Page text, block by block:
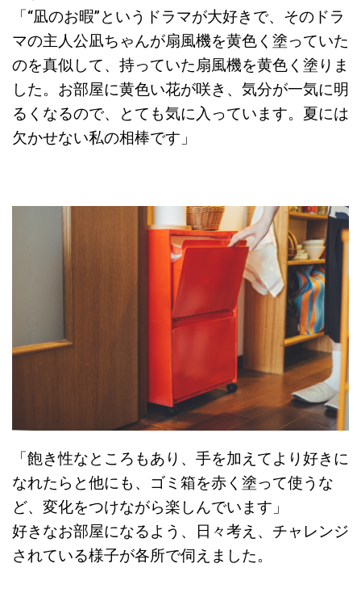
「“凪のお暇”というドラマが大好きで、そのドラ
マの主人公凪ちゃんが扇風機を黄色く塗っていた
のを真似して、持っていた扇風機を黄色く塗りま
した。お部屋に黄色い花が咲き、気分が一気に明
るくなるので、とても気に入っています。夏には
欠かせない私の相棒です」
「飽き性なところもあり、手を加えてより好きに
なれたらと他にも、ゴミ箱を赤く塗って使うな
ど、変化をつけながら楽しんでいます」
好きなお部屋になるよう、日々考え、チャレンジ
されている様子が各所で伺えました。